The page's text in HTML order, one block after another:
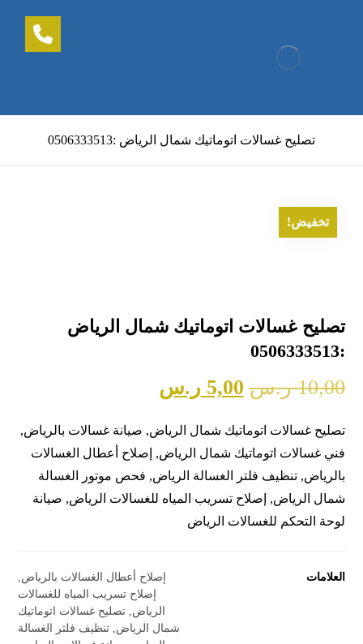
تصليح غسالات اتوماتيك شمال الرياض :0506333513
تخفيض!
تصليح غسالات اتوماتيك شمال الرياض
:0506333513
10,00 ر.س 5,00 ر.س
تصليح غسالات اتوماتيك شمال الرياض, صيانة غسالات بالرياض,
فني غسالات اتوماتيك شمال الرياض, إصلاح أعطال الغسالات
بالرياض, تنظيف فلتر الغسالة الرياض, فحص موتور الغسالة
شمال الرياض, إصلاح تسريب المياه للغسالات الرياض, صيانة
لوحة التحكم للغسالات الرياض
العلامات إصلاح أعطال الغسالات بالرياض
إصلاح تسريب المياه للغسالات
الرياض تصليح غسالات اتوماتيك
شمال الرياض تنظيف فلتر الغسالة